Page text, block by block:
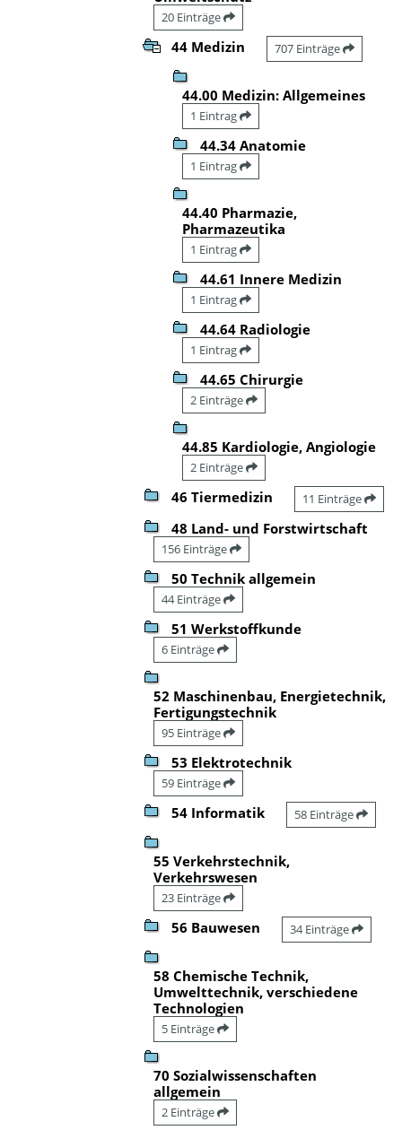
20 Einträge
44 Medizin 707 Einträge
44.00 Medizin: Allgemeines
1 Eintrag
44.34 Anatomie
1 Eintrag
44.40 Pharmazie,
Pharmazeutika
1 Eintrag
44.61 Innere Medizin
1 Eintrag
44.64 Radiologie
1 Eintrag
44.65 Chirurgie
2 Einträge
44.85 Kardiologie, Angiologie
2 Einträge
46 Tiermedizin 11 Einträge
48 Land- und Forstwirtschaft
156 Einträge
50 Technik allgemein
44 Einträge
51 Werkstoffkunde
6 Einträge
52 Maschinenbau, Energietechnik,
Fertigungstechnik
95 Einträge
53 Elektrotechnik
59 Einträge
54 Informatik 58 Einträge
55 Verkehrstechnik,
Verkehrswesen
23 Einträge
56 Bauwesen 34 Einträge
58 Chemische Technik,
Umwelttechnik, verschiedene
Technologien
5 Einträge
70 Sozialwissenschaften
allgemein
2 Einträge